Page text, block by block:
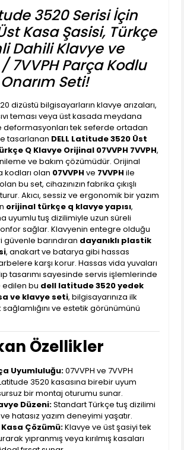
3520 Serisi İçin
Kasa Şasisi, Türkçe
Dahili Klavye ve
/ 7VVPH Parça Kodlu
Seti!
dizüstü bilgisayarların klavye arızaları,
teması veya üst kasada meydana
deformasyonları tek seferde ortadan
tasarlanan DELL Latitude 3520 Üst
Q Klavye Orijinal 07VVPH 7VVPH,
ve bakım çözümüdür. Orijinal
kodları olan 07VVPH ve 7VVPH ile
bu set, cihazınızın fabrika çıkışlı
Akıcı, sessiz ve ergonomik bir yazım
orijinal türkçe q klavye yapısı,
uyumlu tuş dizilimiyle uzun süreli
sağlar. Klavyenin entegre olduğu
barındıran dayanıklı plastik
, anakart ve batarya gibi hassas
karşı korur. Hassas vida yuvaları
tasarımı sayesinde servis işlemlerinde
bu dell latitude 3520 yedek
ve klavye seti, bilgisayarınıza ilk
ve estetik görünümünü
Özellikler
Uyumluluğu:07VVPH ve 7VVPH
3520 kasasına birebir uyum
bir montaj oturumu sunar.
Düzeni:Standart Türkçe tuş dizilimi
hatasız yazım deneyimi yaşatır.
Çözümü:Klavye ve üst şasiyi tek
yıpranmış veya kırılmış kasaları